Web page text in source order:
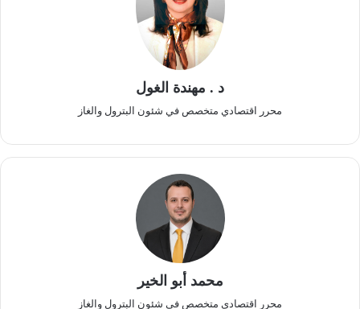
د . مهندة الغول
محرر اقتصادي متخصص في شئون البترول والغاز
محمد أبو الخير
محرر اقتصادي متخصص في شئون البترول والغاز